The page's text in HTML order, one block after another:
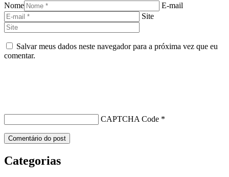
Nome
E-mail
Site
Salvar meus dados neste navegador para a próxima vez que eu
comentar.
CAPTCHA Code *
Categorias